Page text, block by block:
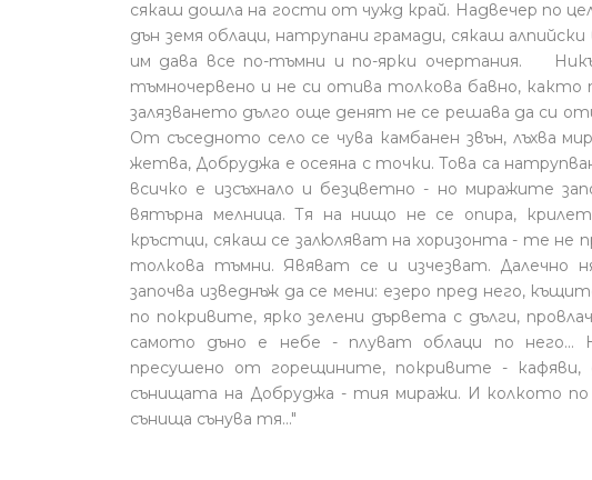
сякаш дошла на гости от чужд край. Надвечер по
дън земя облаци, натрупани грамади, сякаш
им дава все по-тъмни и по-ярки очертания.
тъмночервено и не си отива толкова бавно, както
залязването дълго още денят не се решава да си
От съседното село се чува камбанен звън,
жетва, Добруджа е осеяна с точки. Това са
всичко е изсъхнало и безцветно - но миражите
вятърна мелница. Тя на нищо не се опира,
кръстци, сякаш се залюляват на хоризонта - те не
толкова тъмни. Явяват се и изчезват. Далечно
започва изведнъж да се мени: езеро пред него,
по покривите, ярко зелени дървета с дълги,
самото дъно е небе - плуват облаци по него...
пресушено от горещините, покривите -
сънищата на Добруджа - тия миражи. И колкото по
сънища сънува тя..."